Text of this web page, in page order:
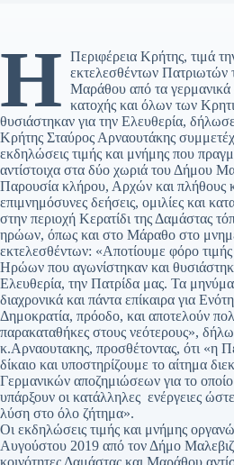
Η Περιφέρεια Κρήτης, τιμά
εκτελεσθέντων Πατριωτών
Μαράθου από τα γερμανικά
κατοχής και όλων των
θυσιάστηκαν για την Ελευθερία,
Κρήτης Σταύρος Αρναουτάκης
εκδηλώσεις τιμής και μνήμης που
αντίστοιχα στα δύο χωριά του Δήμου
Παρουσία κλήρου, Αρχών και πλήθους
επιμνημόσυνες δεήσεις, ομιλίες και
στην περιοχή Κερατίδι της Δαμάστας
ηρώων, όπως και στο Μάραθο στο
εκτελεσθέντων: «Αποτίουμε φόρο
Ηρώων που αγωνίστηκαν και
Ελευθερία, την Πατρίδα μας. Τα
διαχρονικά και πάντα επίκαιρα για
Δημοκρατία, πρόοδο, και αποτελούν
παρακαταθήκες στους νεότερους»,
κ.Αρναουτακης, προσθέτοντας, ότι «η
δίκαιο και υποστηρίζουμε το αίτημα
Γερμανικών αποζημιώσεων για το
υπάρξουν οι κατάλληλες ενέργειες
λύση στο όλο ζήτημα».
Οι εκδηλώσεις τιμής και μνήμης
Αυγούστου 2019 από τον Δήμο
κοινότητες Δαμάστας και Μαράθου